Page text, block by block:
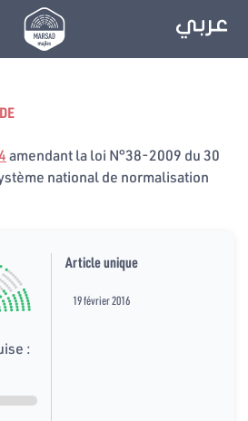
amendant la loi N°38-2009 du 30
national de normalisation
:
Article unique
19 février 2016